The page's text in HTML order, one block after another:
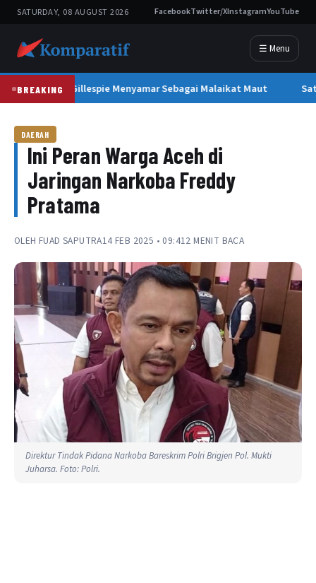
SATURDAY, 08 AUGUST 2026 FacebookTwitter/XInstagramYouTube
☰ Menu
BREAKINGLeon Gillespie Menyamar Sebagai Malaikat Maut
DAERAH
Ini Peran Warga Aceh di
Jaringan Narkoba Freddy
Pratama
OLEH FUAD SAPUTRA14 FEB 2025 • 09:412 MENIT BACA
Direktur Tindak Pidana Narkoba Bareskrim Polri Brigjen Pol. Mukti
Juharsa. Foto: Polri.